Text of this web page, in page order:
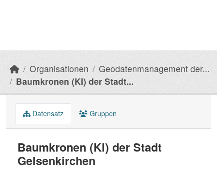
Organisationen
Geodatenmanagement der...
Baumkronen (KI) der Stadt...
Datensatz Gruppen
Baumkronen (KI) der Stadt
Gelsenkirchen